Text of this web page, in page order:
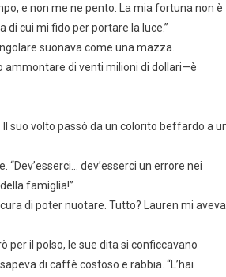
e non me ne pento. La mia fortuna non è
di cui mi fido per portare la luce.”
suonava come una mazza.
ammontare di venti milioni di dollari—è
suo volto passò da un colorito beffardo a
dev’esserci un errore nei
famiglia!”
di poter nuotare. Tutto? Lauren mi aveva
per il polso, le sue dita si conficcavano
di caffè costoso e rabbia. “L’hai